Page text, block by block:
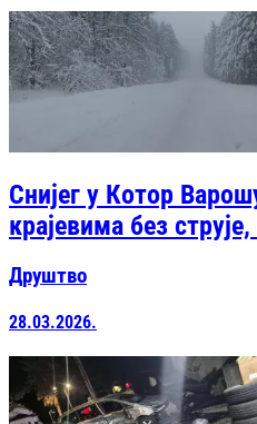
Снијег у Котор
крајевима без
Друштво
28.03.2026.